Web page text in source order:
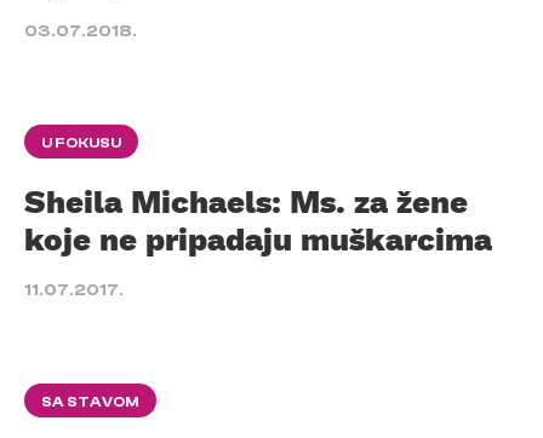
03.07.2018.
U FOKUSU
Sheila Michaels: Ms. za žene
koje ne pripadaju muškarcima
11.07.2017.
SA STAVOM